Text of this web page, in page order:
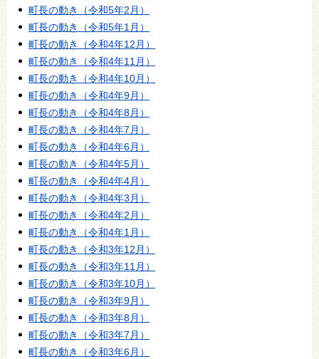
町長の動き（令和5年2月）
町長の動き（令和5年1月）
町長の動き（令和4年12月）
町長の動き（令和4年11月）
町長の動き（令和4年10月）
町長の動き（令和4年9月）
町長の動き（令和4年8月）
町長の動き（令和4年7月）
町長の動き（令和4年6月）
町長の動き（令和4年5月）
町長の動き（令和4年4月）
町長の動き（令和4年3月）
町長の動き（令和4年2月）
町長の動き（令和4年1月）
町長の動き（令和3年12月）
町長の動き（令和3年11月）
町長の動き（令和3年10月）
町長の動き（令和3年9月）
町長の動き（令和3年8月）
町長の動き（令和3年7月）
町長の動き（令和3年6月）